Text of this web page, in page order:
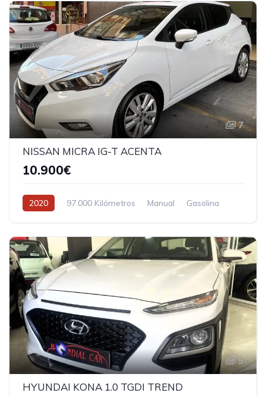
7
NISSAN MICRA IG-T ACENTA
10.900€
2020 97.000 Kilómetros Manual Gasolina
5
HYUNDAI KONA 1.0 TGDI TREND